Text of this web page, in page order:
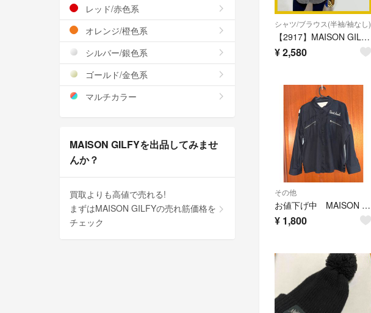
シャツ/ブラウス(半袖/袖なし)
【2917】MAISON GILFY ノースリーブ デニム風 シャツ
¥2,580
その他
お値下げ中 MAISON GILFY 長袖 シャツ M
¥ 1,800
レッド/赤色系
オレンジ/橙色系
シルバー/銀色系
ゴールド/金色系
マルチカラー
MAISON GILFYを出品してみませ
んか？
買取よりも高値で売れる!
まずはMAISON GILFYの売れ筋価格を
チェック